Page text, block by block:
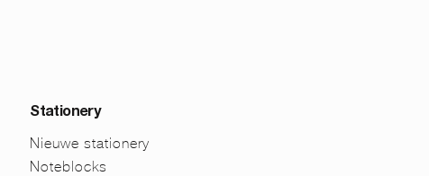
Stationery
Nieuwe stationery
Noteblocks